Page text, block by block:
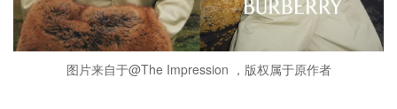
图片来自于@The Impression ，版权属于原作者